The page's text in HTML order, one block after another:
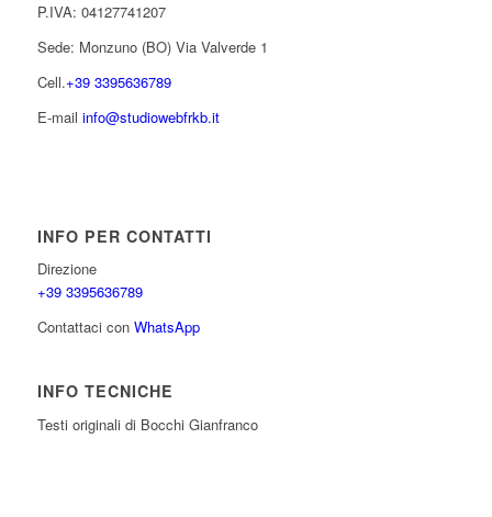
P.IVA: 04127741207
Sede: Monzuno (BO) Via Valverde 1
Cell.+39 3395636789
E-mail info@studiowebfrkb.it
INFO PER CONTATTI
Direzione
+39 3395636789
Contattaci con WhatsApp
INFO TECNICHE
Testi originali di Bocchi Gianfranco